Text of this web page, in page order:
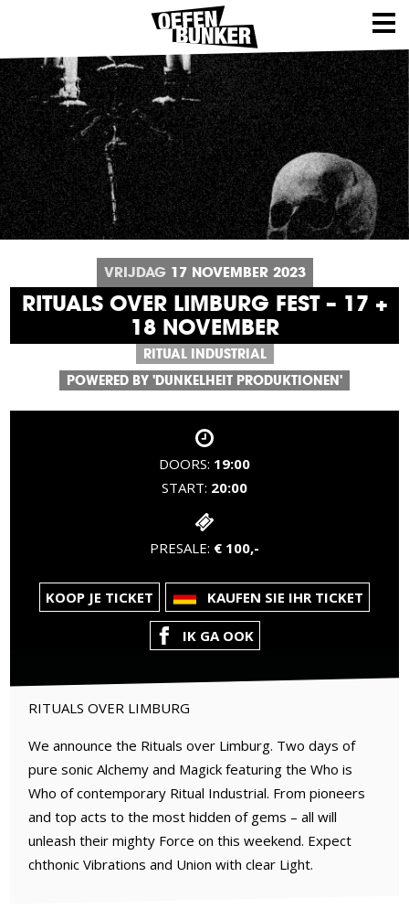
VRIJDAG 17 NOVEMBER 2023
RITUALS OVER LIMBURG FEST – 17 +
18 NOVEMBER
RITUAL INDUSTRIAL
POWERED BY 'DUNKELHEIT PRODUKTIONEN'
DOORS: 19:00
START: 20:00
PRESALE: € 100,-
KOOP JE TICKET KAUFEN SIE IHR TICKET
IK GA OOK
RITUALS OVER LIMBURG
We announce the Rituals over Limburg. Two days of
pure sonic Alchemy and Magick featuring the Who is
Who of contemporary Ritual Industrial. From pioneers
and top acts to the most hidden of gems – all will
unleash their mighty Force on this weekend. Expect
chthonic Vibrations and Union with clear Light.